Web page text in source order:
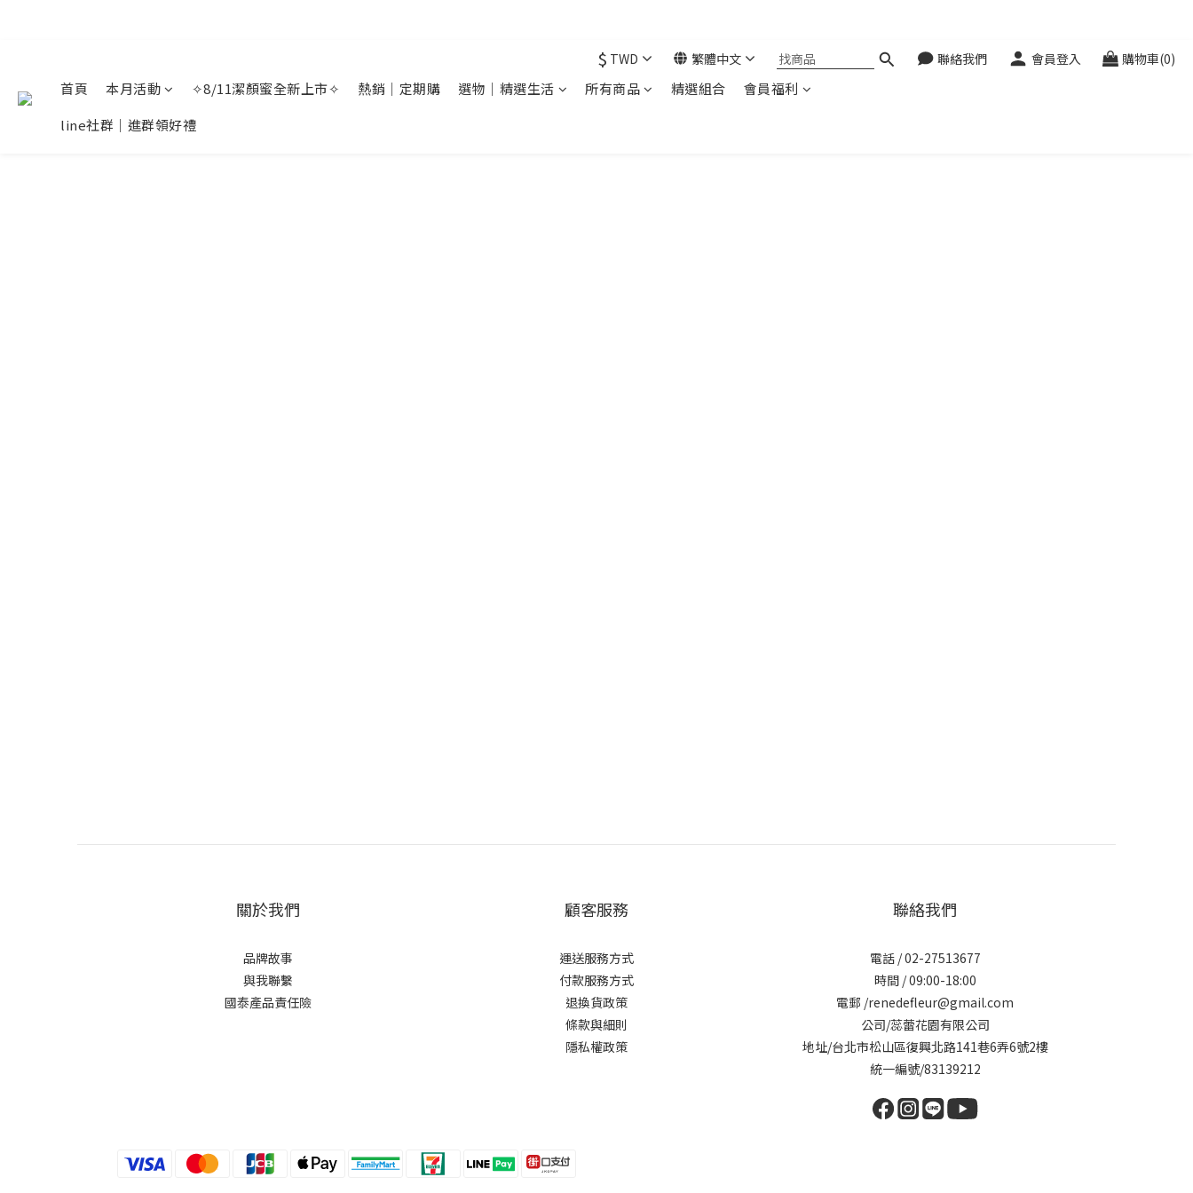
$ TWD 繁體中文 聯絡我們 會員登入 購物車(0)
首頁 本月活動 ✧8/11潔顏蜜全新上市✧ 熱銷｜定期購 選物｜精選生活 所有商品 精選組合
會員福利
line社群｜進群領好禮
關於我們
品牌故事
與我聯繫
國泰產品責任險
顧客服務
運送服務方式
付款服務方式
退換貨政策
條款與細則
隱私權政策
聯絡我們
電話 / 02-27513677
時間 / 09:00-18:00
電郵 /renedefleur@gmail.com
公司/蕊蕾花園有限公司
地址/台北市松山區復興北路141巷6弄6號2樓
統一編號/83139212